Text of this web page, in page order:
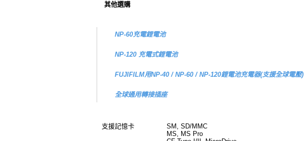
其他選購
NP-60充電鋰電池
NP-120 充電式鋰電池
FUJIFILM用NP-40 / NP-60 / NP-120鋰電池充電器(支援全球電壓)
全球通用轉接插座
支援記憶卡
SM, SD/MMC
MS, MS Pro